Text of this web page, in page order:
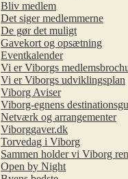
Bliv medlem
Det siger medlemmerne
De gør det muligt
Gavekort og opsætning
Eventkalender
Vi er Viborgs
Vi er Viborgs udviklingsplan
Viborg Aviser
Viborg-egnens
Netværk og arrangementer
Viborggaver.dk
Torvedag i Viborg
Sammen holder vi Viborg ren
Open by Night